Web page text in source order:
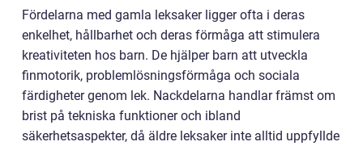
Fördelarna med gamla leksaker ligger ofta i deras
enkelhet, hållbarhet och deras förmåga att stimulera
kreativiteten hos barn. De hjälper barn att utveckla
finmotorik, problemlösningsförmåga och sociala
färdigheter genom lek. Nackdelarna handlar främst om
brist på tekniska funktioner och ibland
säkerhetsaspekter, då äldre leksaker inte alltid uppfyllde